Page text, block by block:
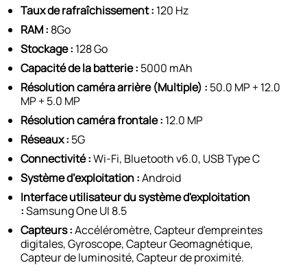
Taux de rafraîchissement : 120 Hz
RAM : 8Go
Stockage : 128 Go
Capacité de la batterie : 5000 mAh
Résolution caméra arrière (Multiple) : 50.0 MP + 12.0
MP + 5.0 MP
Résolution caméra frontale : 12.0 MP
Réseaux : 5G
Connectivité :Wi-Fi, Bluetooth v6.0, USB Type C
Système d’exploitation :Android
Interface utilisateur du système d'exploitation
:Samsung One UI 8.5
Capteurs :Accéléromètre, Capteur d'empreintes
digitales, Gyroscope, Capteur Geomagnétique,
Capteur de luminosité, Capteur de proximité.